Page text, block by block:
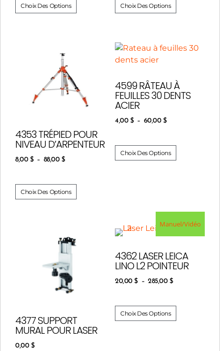
Choix Des Options Choix Des Options
4353 TRÉPIED POUR
NIVEAU D’ARPENTEUR
8,00 $ – 88,00 $
Choix Des Options
4599 RÂTEAU À
FEUILLES 30 DENTS
ACIER
4,00 $ – 60,00 $
Choix Des Options
4377 SUPPORT
MURAL POUR LASER
0,00 $
Manuel/Vidéo
4362 LASER LEICA
LINO L2 POINTEUR
20,00$ – 285,00 $
Choix Des Options